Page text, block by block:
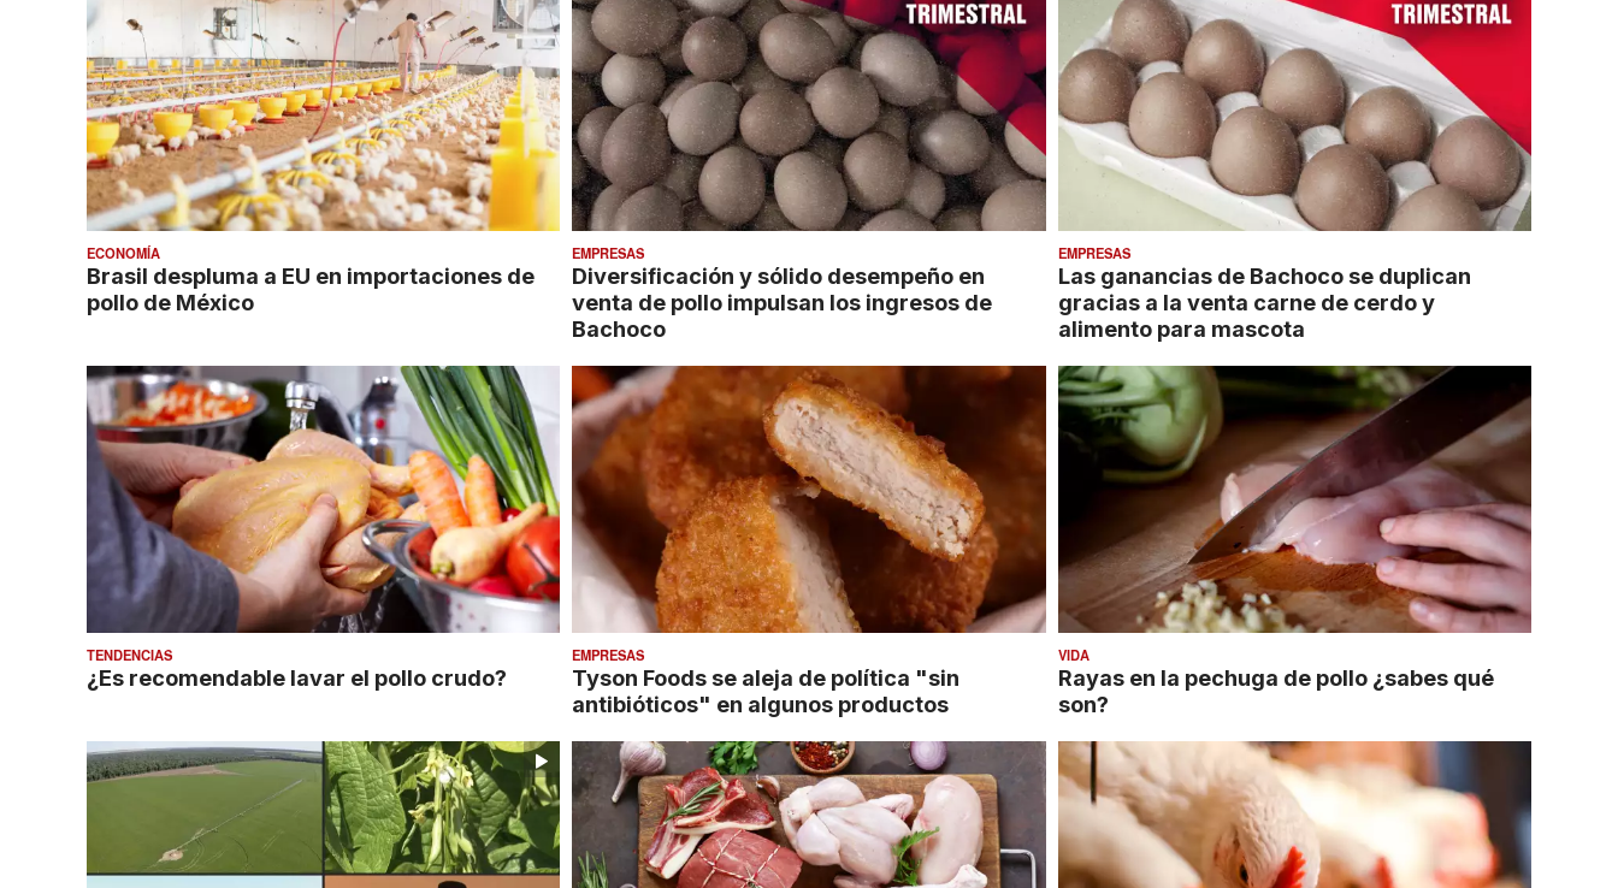
ECONOMÍA
Brasil despluma a EU en importaciones de
pollo de México
EMPRESAS
Diversificación y sólido desempeño en
venta de pollo impulsan los ingresos de
Bachoco
EMPRESAS
Las ganancias de Bachoco se duplican
gracias a la venta carne de cerdo y
alimento para mascota
TENDENCIAS
¿Es recomendable lavar el pollo crudo?
EMPRESAS
Tyson Foods se aleja de política "sin
antibióticos" en algunos productos
VIDA
Rayas en la pechuga de pollo ¿sabes qué
son?